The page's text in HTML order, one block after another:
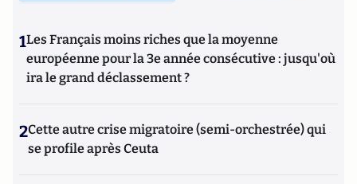
1Les Français moins riches que la moyenne
européenne pour la 3e année consécutive : jusqu'où
ira le grand déclassement ?
2Cette autre crise migratoire (semi-orchestrée) qui
se profile après Ceuta